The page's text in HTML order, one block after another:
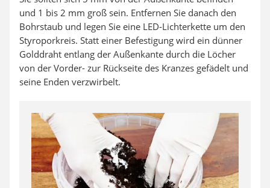
und 1 bis 2 mm groß sein. Entfernen Sie danach den
Bohrstaub und legen Sie eine LED-Lichterkette um den
Styroporkreis. Statt einer Befestigung wird ein dünner
Golddraht entlang der Außenkante durch die Löcher
von der Vorder- zur Rückseite des Kranzes gefädelt und
seine Enden verzwirbelt.